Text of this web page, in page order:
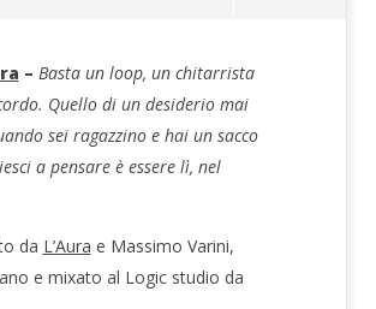
Pink Floyd in mostra a Roma
– Basta un loop, un chitarrista
Quello di un desiderio mai
sei ragazzino e hai un sacco
a pensare è essere lì, nel
da L’Aura e Massimo Varini,
e mixato al Logic studio da